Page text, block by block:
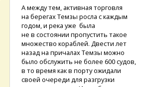
А между тем, активная торговля
на берегах Темзы росла с каждым
годом, и река уже была
не в состоянии пропустить такое
множество кораблей. Двести лет
назад на причалах Темзы можно
было обслужить не более 600 судов,
в то время как в порту ожидали
своей очереди для разгрузки